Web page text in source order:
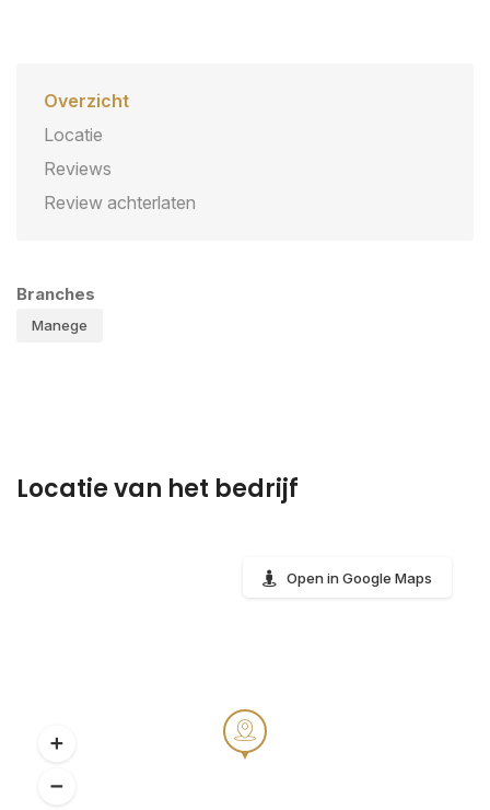
Overzicht
Locatie
Reviews
Review achterlaten
Branches
Manege
Locatie van het bedrijf
Open in Google Maps